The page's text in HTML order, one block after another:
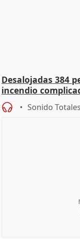
Desalojadas 384
incendio
Sonido